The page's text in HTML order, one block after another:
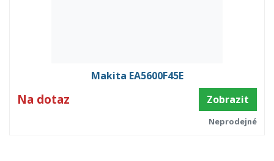
Makita EA5600F45E
Na dotaz Zobrazit
Neprodejné